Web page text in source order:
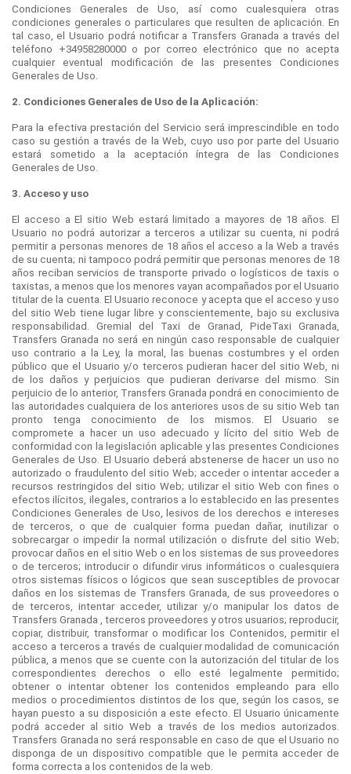
Condiciones Generales de Uso, así como cualesquiera otras
condiciones generales o particulares que resulten de aplicación. En
tal caso, el Usuario podrá notificar a Transfers Granada a través del
teléfono +34958280000 o por correo electrónico que no acepta
cualquier eventual modificación de las presentes Condiciones
Generales de Uso.
2. Condiciones Generales de Uso de la Aplicación:
Para la efectiva prestación del Servicio será imprescindible en todo
caso su gestión a través de la Web, cuyo uso por parte del Usuario
estará sometido a la aceptación íntegra de las Condiciones
Generales de Uso.
3. Acceso y uso
El acceso a El sitio Web estará limitado a mayores de 18 años. El
Usuario no podrá autorizar a terceros a utilizar su cuenta, ni podrá
permitir a personas menores de 18 años el acceso a la Web a través
de su cuenta; ni tampoco podrá permitir que personas menores de 18
años reciban servicios de transporte privado o logísticos de taxis o
taxistas, a menos que los menores vayan acompañados por el Usuario
titular de la cuenta. El Usuario reconoce y acepta que el acceso y uso
del sitio Web tiene lugar libre y conscientemente, bajo su exclusiva
responsabilidad. Gremial del Taxi de Granad, PideTaxi Granada,
Transfers Granada no será en ningún caso responsable de cualquier
uso contrario a la Ley, la moral, las buenas costumbres y el orden
público que el Usuario y/o terceros pudieran hacer del sitio Web, ni
de los daños y perjuicios que pudieran derivarse del mismo. Sin
perjuicio de lo anterior, Transfers Granada pondrá en conocimiento de
las autoridades cualquiera de los anteriores usos de su sitio Web tan
pronto tenga conocimiento de los mismos. El Usuario se
compromete a hacer un uso adecuado y lícito del sitio Web de
conformidad con la legislación aplicable y las presentes Condiciones
Generales de Uso. El Usuario deberá abstenerse de hacer un uso no
autorizado o fraudulento del sitio Web; acceder o intentar acceder a
recursos restringidos del sitio Web; utilizar el sitio Web con fines o
efectos ilícitos, ilegales, contrarios a lo establecido en las presentes
Condiciones Generales de Uso, lesivos de los derechos e intereses
de terceros, o que de cualquier forma puedan dañar, inutilizar o
sobrecargar o impedir la normal utilización o disfrute del sitio Web;
provocar daños en el sitio Web o en los sistemas de sus proveedores
o de terceros; introducir o difundir virus informáticos o cualesquiera
otros sistemas físicos o lógicos que sean susceptibles de provocar
daños en los sistemas de Transfers Granada, de sus proveedores o
de terceros, intentar acceder, utilizar y/o manipular los datos de
Transfers Granada , terceros proveedores y otros usuarios; reproducir,
copiar, distribuir, transformar o modificar los Contenidos, permitir el
acceso a terceros a través de cualquier modalidad de comunicación
pública, a menos que se cuente con la autorización del titular de los
correspondientes derechos o ello esté legalmente permitido;
obtener o intentar obtener los contenidos empleando para ello
medios o procedimientos distintos de los que, según los casos, se
hayan puesto a su disposición a este efecto. El Usuario únicamente
podrá acceder al sitio Web a través de los medios autorizados.
Transfers Granada no será responsable en caso de que el Usuario no
disponga de un dispositivo compatible que le permita acceder de
forma correcta a los contenidos de la web.